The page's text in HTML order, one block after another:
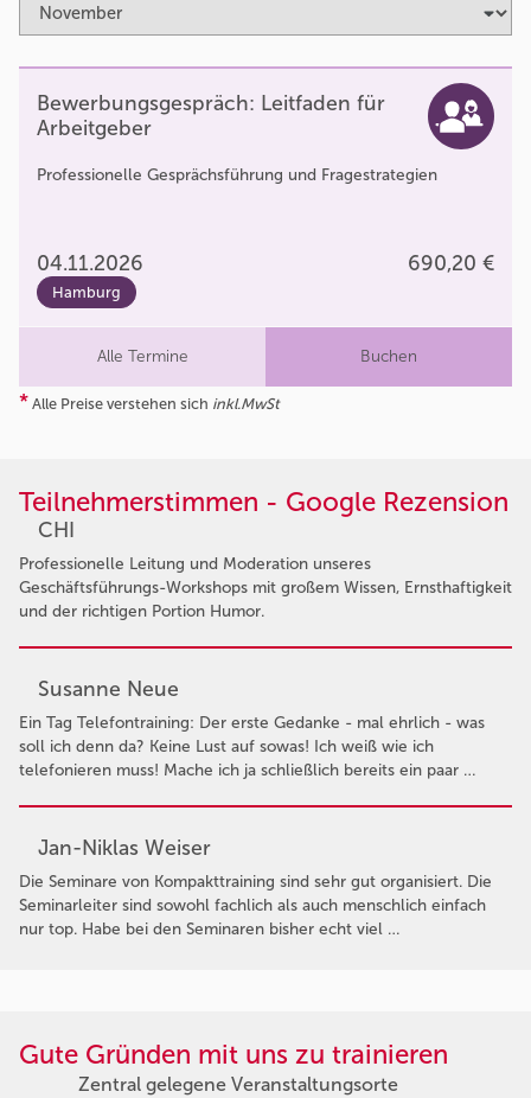
Bewerbungsgespräch: Leitfaden für
Arbeitgeber
Professionelle Gesprächsführung und Fragestrategien
04.11.2026 690,20 €
Hamburg
Alle Termine Buchen
* Alle Preise verstehen sich inkl.MwSt
Teilnehmerstimmen - Google Rezension
CHI
Professionelle Leitung und Moderation unseres
Geschäftsführungs-Workshops mit großem Wissen, Ernsthaftigkeit
und der richtigen Portion Humor.
Susanne Neue
Ein Tag Telefontraining: Der erste Gedanke - mal ehrlich - was
soll ich denn da? Keine Lust auf sowas! Ich weiß wie ich
telefonieren muss! Mache ich ja schließlich bereits ein paar …
Jan-Niklas Weiser
Die Seminare von Kompakttraining sind sehr gut organisiert. Die
Seminarleiter sind sowohl fachlich als auch menschlich einfach
nur top. Habe bei den Seminaren bisher echt viel …
Gute Gründen mit uns zu trainieren
Zentral gelegene Veranstaltungsorte